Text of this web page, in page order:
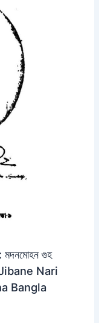
মদনমোহন গুহ
Jibane Nari
Bangla